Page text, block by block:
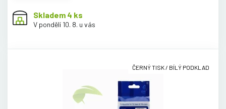
Skladem 4 ks
V pondělí 10. 8. u vás
ČERNÝ TISK / BÍLÝ PODKLAD